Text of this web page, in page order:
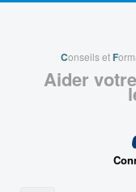
Conseils etF
Aider